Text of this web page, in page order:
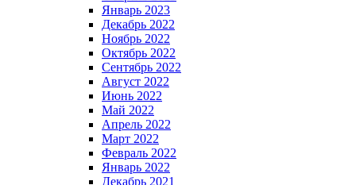
Январь 2023
Декабрь 2022
Ноябрь 2022
Октябрь 2022
Сентябрь 2022
Август 2022
Июнь 2022
Май 2022
Апрель 2022
Март 2022
Февраль 2022
Январь 2022
Декабрь 2021